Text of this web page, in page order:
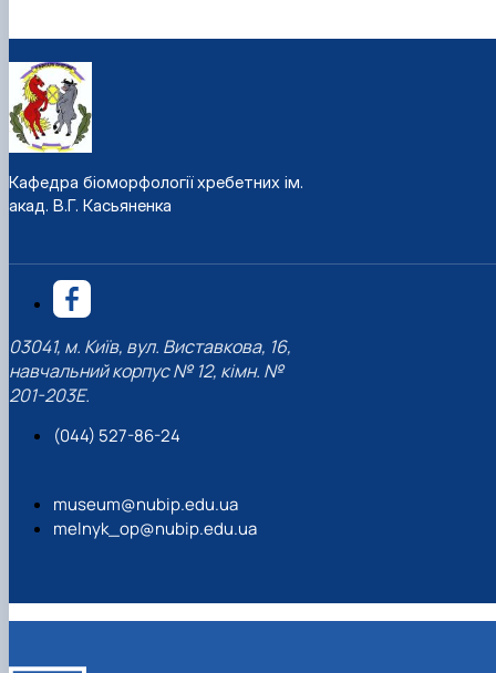
Кафедра біоморфології хребетних ім.
акад. В.Г. Касьяненка
03041, м. Київ, вул. Виставкова, 16,
навчальний корпус № 12, кімн. №
201-203Е.
(044) 527-86-24
museum@nubip.edu.ua
melnyk_op@nubip.edu.ua